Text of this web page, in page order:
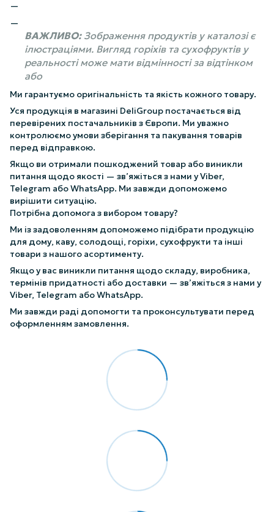
ВАЖЛИВО:Зображення продуктів у каталозі є
ілюстраціями. Вигляд горіхів та сухофруктів у
реальності може мати відмінності за відтінком
або
Ми гарантуємо оригінальність та якість кожного товару.
Уся продукція в магазині DeliGroup постачається від
перевірених постачальників з Європи. Ми уважно
контролюємо умови зберігання та пакування товарів
перед відправкою.
Якщо ви отримали пошкоджений товар або виникли
питання щодо якості — зв’яжіться з нами у Viber,
Telegram або WhatsApp. Ми завжди допоможемо
вирішити ситуацію.
Потрібна допомога з вибором товару?
Ми із задоволенням допоможемо підібрати продукцію
для дому, каву, солодощі, горіхи, сухофрукти та інші
товари з нашого асортименту.
Якщо у вас виникли питання щодо складу, виробника,
термінів придатності або доставки — зв’яжіться з нами у
Viber, Telegram або WhatsApp.
Ми завжди раді допомогти та проконсультувати перед
оформленням замовлення.